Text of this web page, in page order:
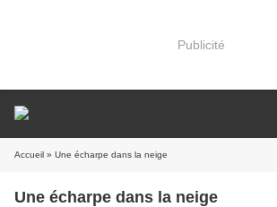
Publicité
Accueil » Une écharpe dans la neige
Une écharpe dans la neige